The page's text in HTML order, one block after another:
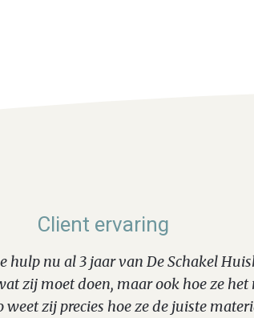
Client ervaring
hulp nu al 3 jaar van De Schakel
zij moet doen, maar ook hoe ze
zij precies hoe ze de juiste